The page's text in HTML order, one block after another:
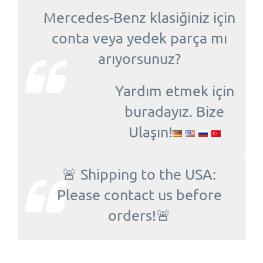
Mercedes-Benz klasiğiniz için
conta veya yedek parça mı
arıyorsunuz?
Yardım etmek için
buradayız. Bize
Ulaşın!
🚨 Shipping to the USA:
Please contact us before
orders!🚨